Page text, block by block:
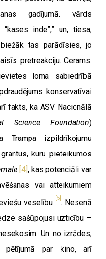
gadījumā, vārds
inde”,” un, tiesa,
tas parādīsies, jo
pretreakciju. Cerams.
loma sabiedrībā
konservatīvai
fakts, ka ASV Nacionālā
Science Foundation)
Trampa izpildrīkojumu
kuru pieteikumos
[4], kas potenciāli var
vai atteikumiem
veselību
[5]
. Nesenā
sašūpojusi uzticību –
Un no izrādes,
pētījumā par kino, arī